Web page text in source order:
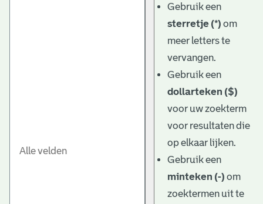
Gebruik een
sterretje (*) om
meer letters te
vervangen.
Gebruik een
dollarteken ($)
voor uw zoekterm
voor resultaten die
op elkaar lijken.
Gebruik een
minteken (-) om
zoektermen uit te